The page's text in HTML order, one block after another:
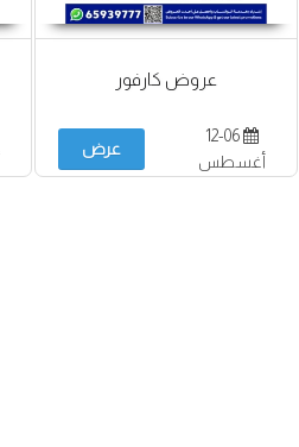
عروض كارفور
12-06
أغسطس
عرض